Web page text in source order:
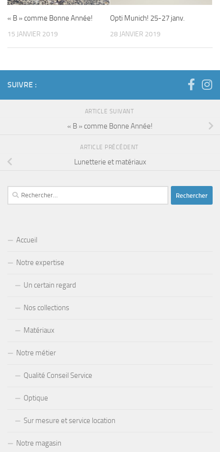
« B » comme Bonne Année!
15 JANVIER 2019
Opti Munich! 25-27 janv.
28 JANVIER 2019
SUIVRE :
ARTICLE SUIVANT
« B » comme Bonne Année!
ARTICLE PRÉCÉDENT
Lunetterie et matériaux
Rechercher :
Accueil
Notre expertise
Un certain regard
Nos collections
Matériaux
Notre métier
Qualité Conseil Service
Optique
Sur mesure et service location
Notre magasin